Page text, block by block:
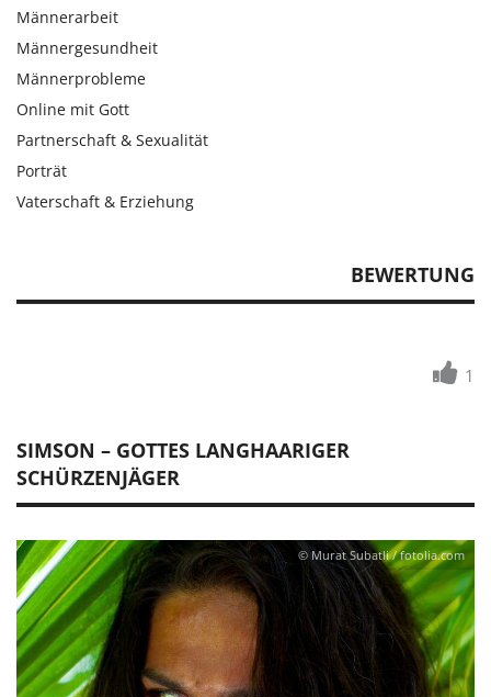
SIMSON – GOTTES LANGHAARIGER
SCHÜRZENJÄGER
© Murat Subatli / fotolia.com
Männerarbeit
Männergesundheit
Männerprobleme
Online mit Gott
Partnerschaft & Sexualität
Porträt
Vaterschaft & Erziehung
BEWERTUNG
1